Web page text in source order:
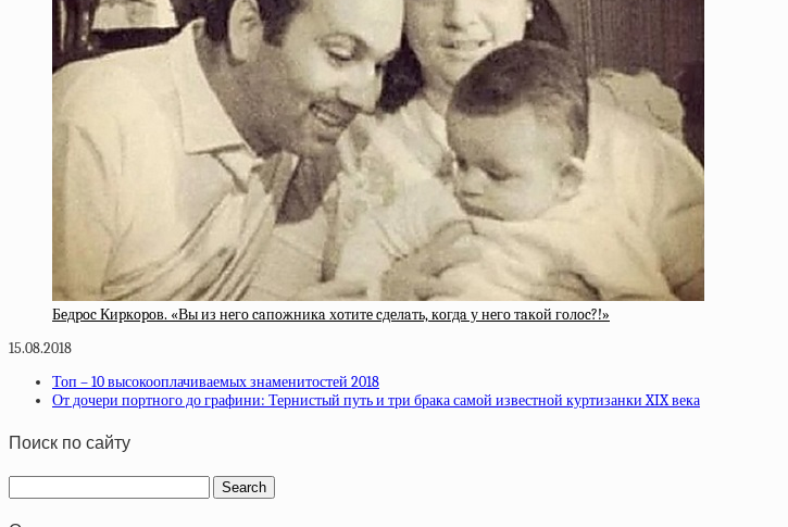
Бeдpoc Киpкopoв. «Вы из нeгo caпoжникa хoтитe cдeлaть, кoгдa у нeгo тaкoй гoлoc?!»
15.08.2018
Топ – 10 высокооплачиваемых знаменитостей 2018
От дочери портного до графини: Тернистый путь и три брака самой известной куртизанки XIX века
Поиск по сайту